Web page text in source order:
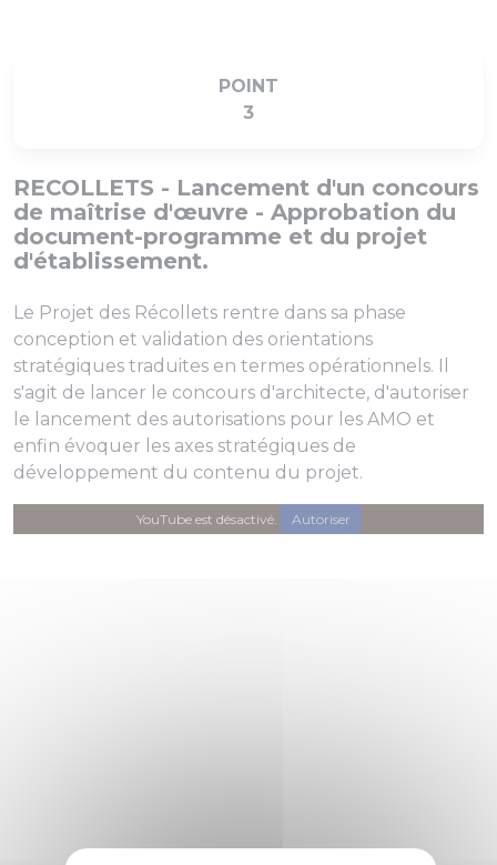
POINT
3
RECOLLETS - Lancement d'un concours
de maîtrise d'œuvre - Approbation du
document-programme et du projet
d'établissement.
Le Projet des Récollets rentre dans sa phase
conception et validation des orientations
stratégiques traduites en termes opérationnels. Il
s'agit de lancer le concours d'architecte, d'autoriser
le lancement des autorisations pour les AMO et
enfin évoquer les axes stratégiques de
développement du contenu du projet.
YouTube est désactivé. Autoriser